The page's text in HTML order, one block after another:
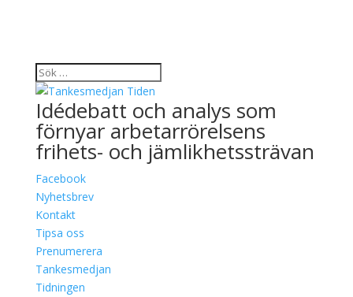
Idédebatt och analys som
förnyar arbetarrörelsens
frihets- och jämlikhetssträvan
Facebook
Nyhetsbrev
Kontakt
Tipsa oss
Prenumerera
Tankesmedjan
Tidningen